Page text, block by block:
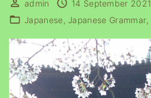
admin
14 September 2021
Japanese Japanese Grammar